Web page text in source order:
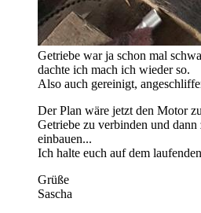
Getriebe war ja schon mal
dachte ich mach ich wieder so.
Also auch gereinigt,
Der Plan wäre jetzt den Motor
Getriebe zu verbinden und dann
einbauen...
Ich halte euch auf dem
Grüße
Sascha